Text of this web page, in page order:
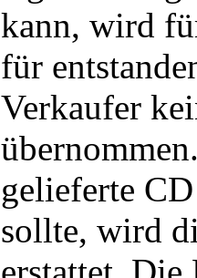
kann, wird
für
Verkaufer
gelieferte
sollte, wird